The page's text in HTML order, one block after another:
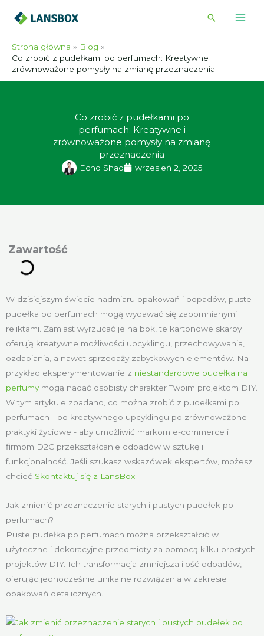
Strona główna
Blog
Co zrobić z pudełkami po perfumach: Kreatywne i
zrównoważone pomysły na zmianę przeznaczenia
Co zrobić z pudełkami po
perfumach: Kreatywne i
zrównoważone pomysły na zmianę
przeznaczenia
Echo Shao wrzesień 2, 2025
W dzisiejszym świecie nadmiaru opakowań i odpadów, puste
pudełka po perfumach mogą wydawać się zapomnianymi
reliktami. Zamiast wyrzucać je na bok, te kartonowe skarby
oferują kreatywne możliwości upcyklingu, przechowywania,
ozdabiania, a nawet sprzedaży zabytkowych elementów. Na
przykład eksperymentowanie z niestandardowe pudełka na
perfumymogą nadać osobisty charakter Twoim projektom DIY.
W tym artykule zbadano, co można zrobić z pudełkami po
perfumach - od kreatywnego upcyklingu po zrównoważone
praktyki życiowe - aby umożliwić markom e-commerce i
firmom D2C przekształcanie odpadów w sztukę i
funkcjonalność. Jeśli szukasz wskazówek ekspertów, możesz
chcieć Skontaktuj się z LansBox
Jak zmienić przeznaczenie starych i pustych pudełek po
perfumach?
Puste pudełka po perfumach można przekształcić w
użyteczne i dekoracyjne przedmioty za pomocą kilku prostych
projektów DIY. Ich transformacja zmniejsza ilość odpadów,
oferując jednocześnie unikalne rozwiązania w zakresie
opakowań detalicznych.